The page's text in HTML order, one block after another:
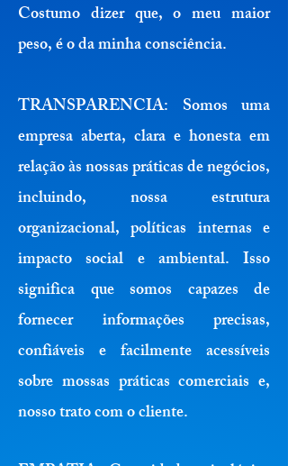
Costumo dizer que, o meu maior
peso, é o da minha consciência.
TRANSPARENCIA: Somos uma
empresa aberta, clara e honesta em
relação às nossas práticas de negócios,
incluindo, nossa estrutura
organizacional, políticas internas e
impacto social e ambiental. Isso
significa que somos capazes de
fornecer informações precisas,
confiáveis e facilmente acessíveis
sobre mossas práticas comerciais e,
nosso trato com o cliente.